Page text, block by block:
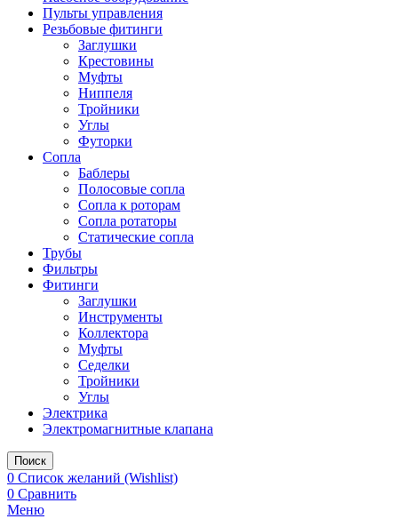
Пульты управления
Резьбовые фитинги
Заглушки
Крестовины
Муфты
Ниппеля
Тройники
Углы
Футорки
Сопла
Баблеры
Полосовые сопла
Сопла к роторам
Сопла ротаторы
Статические сопла
Трубы
Фильтры
Фитинги
Заглушки
Инструменты
Коллектора
Муфты
Седелки
Тройники
Углы
Электрика
Электромагнитные клапана
Поиск
0 Список желаний (Wishlist)
0 Сравнить
Меню